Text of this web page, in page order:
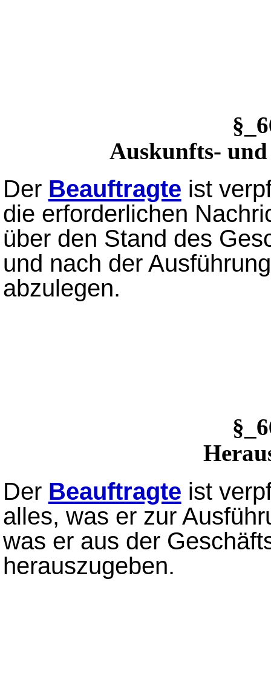
Auskunfts-
Der Beauftragte ist
die erforderlichen
über den Stand des
und nach der
abzulegen.
Der Beauftragte ist
alles, was er zur
was er aus der
herauszugeben.